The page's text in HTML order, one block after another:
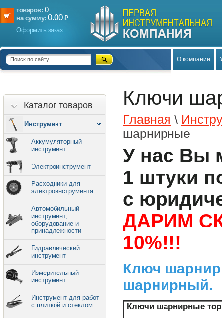
товаров: 0
на сумму: 0.00 ₽
Оформить заказ
О компании
Каталог товаров
Инструмент
Аккумуляторный
инструмент
Электроинструмент
Расходники для
электроинструмента
Автомобильный
инструмент,
оборудование и
принадлежности
Гидравлический
инструмент
Измерительный
инструмент
Инструмент для работ
с плиткой и стеклом
Ключи
Главная \
шарнирные
У нас Вы
1 штуки
с
ДАРИМ
10%!!!
Ключ
шарнирный.
Ключи шарнирные